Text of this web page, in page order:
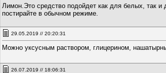
Лимон.Это средство подойдет как для белых, так
постирайте в обычном режиме.
29.05.2019 // 20:20:31
Можно уксусным раствором, глицерином,
26.07.2019 // 18:06:31